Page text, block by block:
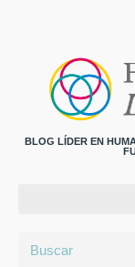
BLOG LÍDER EN